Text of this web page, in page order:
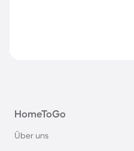
HomeToGo
Über uns